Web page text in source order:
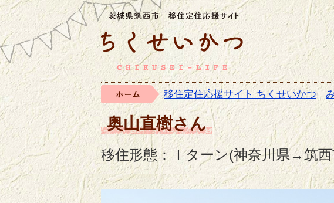
茨城県筑西市 移
ホーム
>
移住定住応援サイト ちくせいかつ
奥山直樹さん
移住形態：Ｉターン(神奈川県→筑